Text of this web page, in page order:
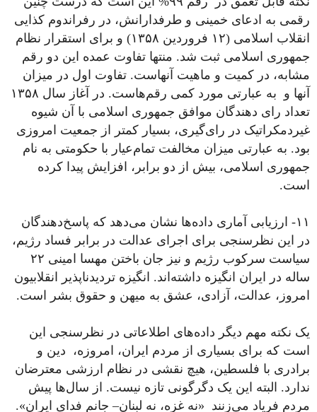
رقمی‌ به ادعای خمینی و طرفدارانش، در رفراندوم کذایی
انقلاب اسلامی (۱۲ فروردین ۱۳۵۸) و برای استقرار نظام
جمهوری اسلامی ثبت شد. منتها تفاوت عمده این دو رقم
مشابه، در کمیت و ماهیت آنهاست. تفاوت اول در میزان
آنها و به عبارتی مورد کمی‌ رقم‌هاست. در آغاز سال ۱۳۵۸
تعداد رای دهندگان موافق جمهوری اسلامی با آن شیوه
غیردمکراتیک در رای‌گیری، بسیار کمتر از جمعیت امروزی
بود. به عبارتی میزان مخالفت تمام‌عیار با حکومتی به نام
جمهوری اسلامی، بیش از دو برابر، افزایش پیدا کرده
است.
۱۱- ارزیابی آماری داده‌ها نشان می‌دهد که پاسخ‌دهندگان
در این نظرسنجی برای اجرای عدالت در برابر فساد رژیم،
سیاست سرکوب رژیم و نیز جان باختن مهسا امینی ۲۲
ساله در ایران انگیزه داشته‌اند. انگیزه تردیدناپذیر انقلابیون
امروز، عدالت، آزادی، عشق به میهن و حقوق بشر است.
یک نکته مهم دیگر داده‌های اطلاعاتی در نظرسنجی این
است که برای بسیاری از مردم ایران، امروزه، دین و
برادری با فلسطین، هیچ نقشی در نظام ارزشی معترضان
ندارد. البته این یک دگرگونی تازه نیست. از سال‌ها پیش
مردم فریاد می‌زنند «نه غزه، نه لبنان– جانم فدای ایران».